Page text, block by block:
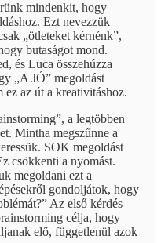
mindenkit, hogy
Ezt nevezzük
„ötleteket kérnénk”,
butaságot mond.
és Luca összehúzza
„A JÓ” megoldást
ez az út a kreativitáshoz.
a legtöbben
Mintha megszűnne a
SOK megoldást
csökkenti a nyomást.
megoldani ezt a
gondoljátok, hogy
Az első kérdés
célja, hogy
elő, függetlenül azok